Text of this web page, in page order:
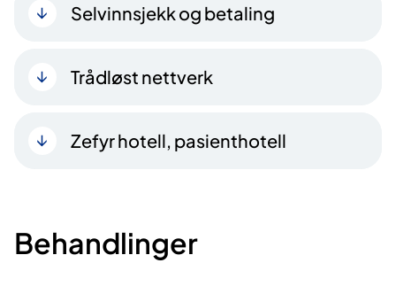
Selvinnsjekk og betaling
Trådløst nettverk
Zefyr hotell, pasienthotell
Behandlinger